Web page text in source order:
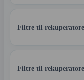
Filtre til
Filtre til